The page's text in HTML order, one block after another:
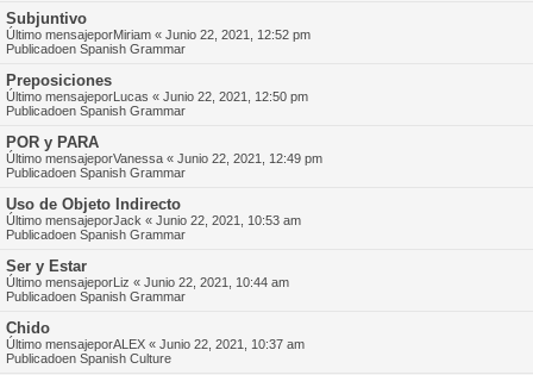
Subjuntivo
Último mensajeporMiriam « Junio 22, 2021, 12:52 pm
Publicadoen Spanish Grammar
Preposiciones
Último mensajeporLucas « Junio 22, 2021, 12:50 pm
Publicadoen Spanish Grammar
POR y PARA
Último mensajeporVanessa « Junio 22, 2021, 12:49 pm
Publicadoen Spanish Grammar
Uso de Objeto Indirecto
Último mensajeporJack « Junio 22, 2021, 10:53 am
Publicadoen Spanish Grammar
Ser y Estar
Último mensajeporLiz « Junio 22, 2021, 10:44 am
Publicadoen Spanish Grammar
Chido
Último mensajeporALEX « Junio 22, 2021, 10:37 am
Publicadoen Spanish Culture